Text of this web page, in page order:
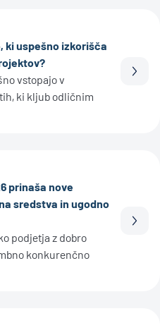
ki uspešno izkorišča
vstopajo v
ki kljub odličnim
prinaša nove
sredstva in ugodno
podjetja z dobro
konkurenčno